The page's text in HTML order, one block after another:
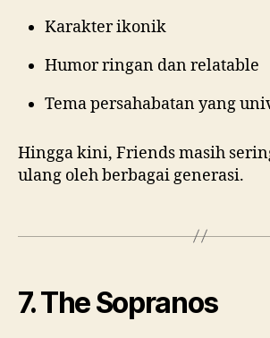
Karakter ikonik
Humor ringan dan relatable
Tema persahabatan yang
Hingga kini, Friends masih
ulang oleh berbagai generasi.
7. The Sopranos